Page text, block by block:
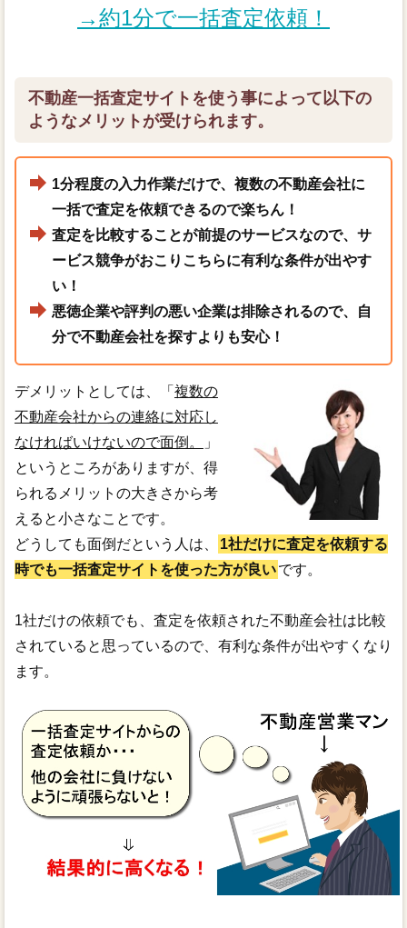
→約1分で一括査定依頼！
不動産一括査定サイトを使う事によって以下の
ようなメリットが受けられます。
1分程度の入力作業だけで、複数の不動産会社に
一括で査定を依頼できるので楽ちん！
査定を比較することが前提のサービスなので、サ
ービス競争がおこりこちらに有利な条件が出やす
い！
悪徳企業や評判の悪い企業は排除されるので、自
分で不動産会社を探すよりも安心！
デメリットとしては、「 複数の
不動産会社からの連絡に対応し
なければいけないので面倒。
」
というところがありますが、得
られるメリットの大きさから考
えると小さなことです。
どうしても面倒だという人は、
1社だけに査定を依頼する
時でも一括査定サイトを使った方が良いです。
1社だけの依頼でも、査定を依頼された不動産会社は比較
されていると思っているので、有利な条件が出やすくなり
ます。